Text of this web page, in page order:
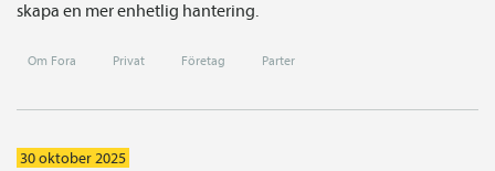
skapa en mer enhetlig hantering.
Om Fora Privat Företag Parter
30 oktober 2025